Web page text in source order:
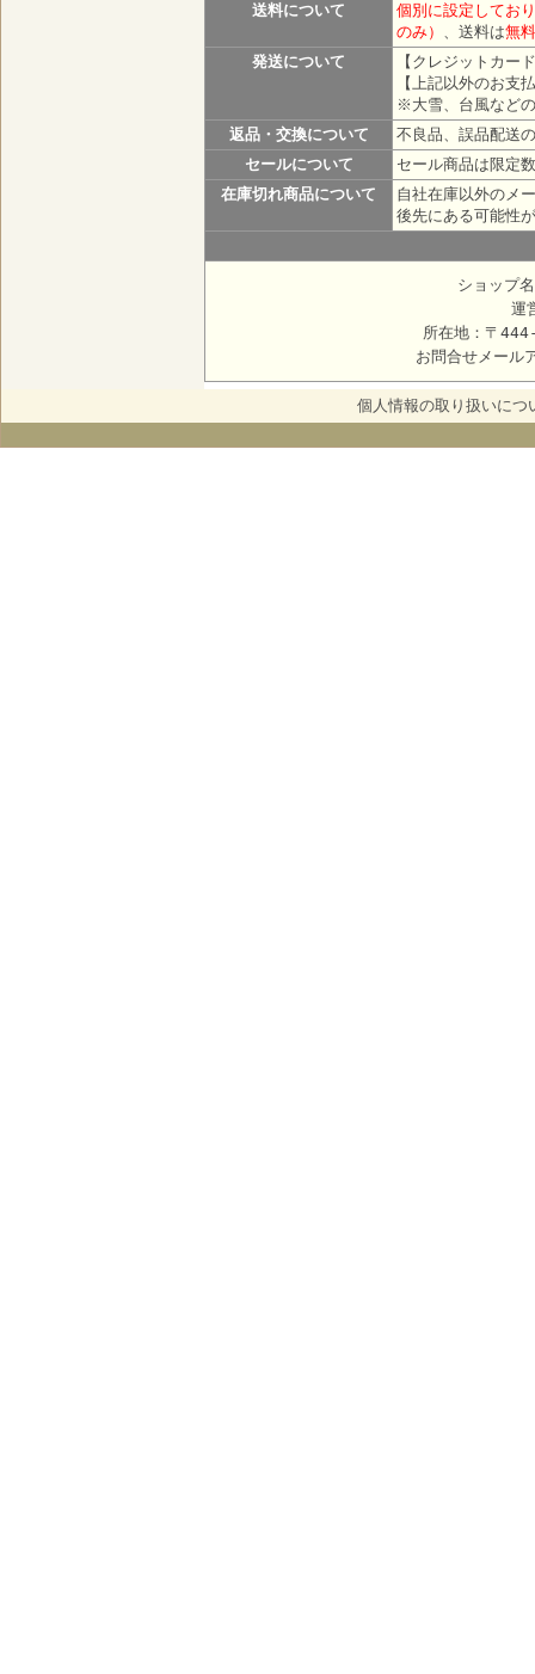
送料について
個別に設定して
のみ） 、送料は無料
発送について
【クレジットカー
【上記以外のお支
※大雪、台風など
返品・交換について
不良品、誤品配送
セールについて
セール商品は限定
在庫切れ商品について
自社在庫以外のメ
後先にある可能性
ショップ
運
所在地：〒
お問合せメール
個人情報の取り扱いにつ